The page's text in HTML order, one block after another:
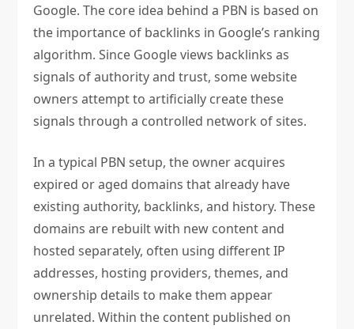
Google. The core idea behind a PBN is based on
the importance of backlinks in Google’s ranking
algorithm. Since Google views backlinks as
signals of authority and trust, some website
owners attempt to artificially create these
signals through a controlled network of sites.
In a typical PBN setup, the owner acquires
expired or aged domains that already have
existing authority, backlinks, and history. These
domains are rebuilt with new content and
hosted separately, often using different IP
addresses, hosting providers, themes, and
ownership details to make them appear
unrelated. Within the content published on